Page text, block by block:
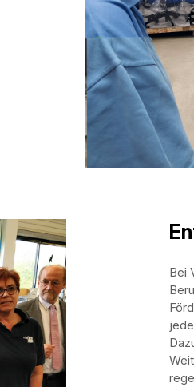
Bei